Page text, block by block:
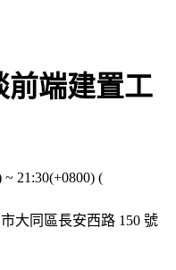
前端建置工
~ 21:30(+0800) (
大同區長安西路 150 號